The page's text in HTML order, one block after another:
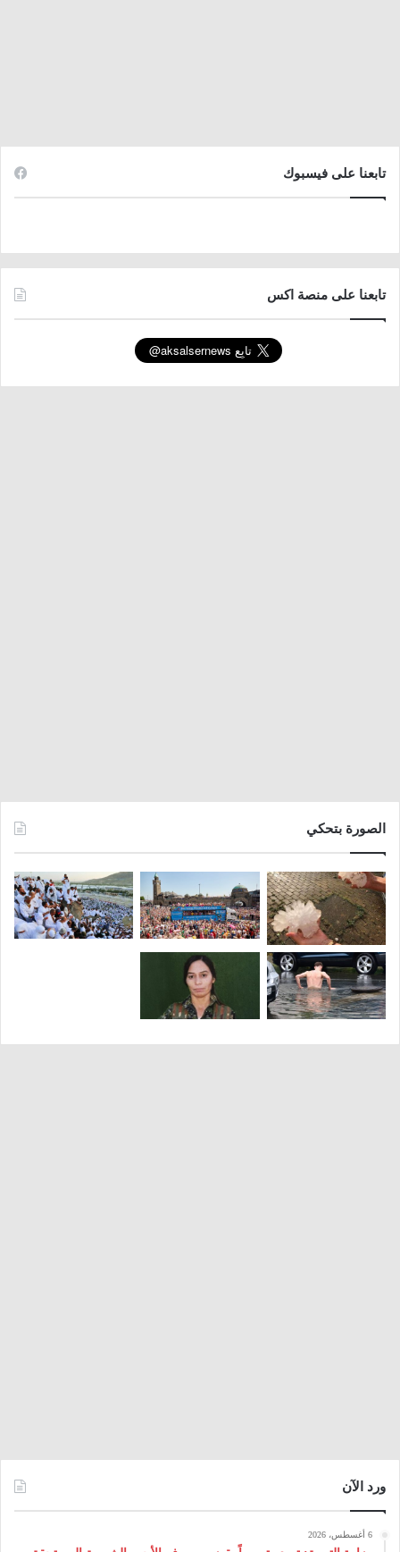
تابعنا على فيسبوك
تابعنا على منصة اكس
الصورة بتحكي
ورد الآن
6 أغسطس، 2026